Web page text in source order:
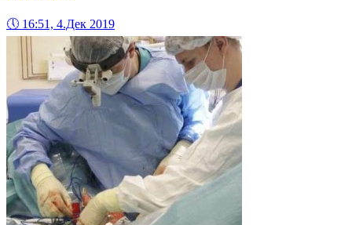
🕔 16:51, 4.Дек 2019